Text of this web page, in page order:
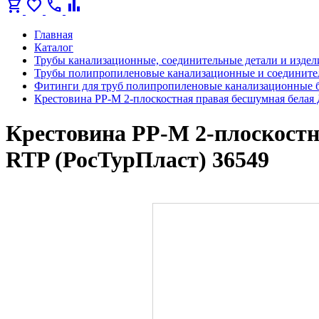
shopping_cart favorite call bar_chart
Главная
Каталог
Трубы канализационные, соединительные детали и
Трубы полипропиленовые канализационные и
Фитинги для труб полипропиленовые канализационные
Крестовина PP-M 2-плоскостная правая бесшумная
Крестовина PP-M 2-
RTP (РосТурПласт) 36549